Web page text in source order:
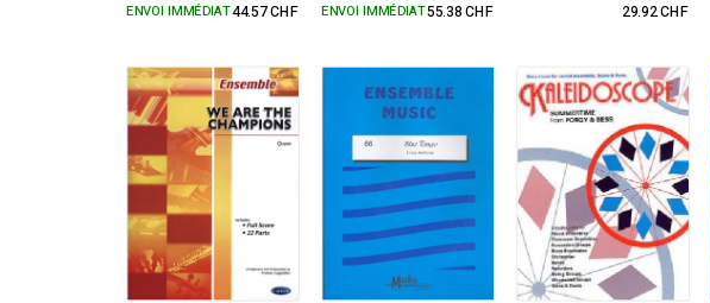
ENVOI IMMÉDIAT44.57 CHF ENVOI IMMÉDIAT55.38 CHF 29.92 CHF